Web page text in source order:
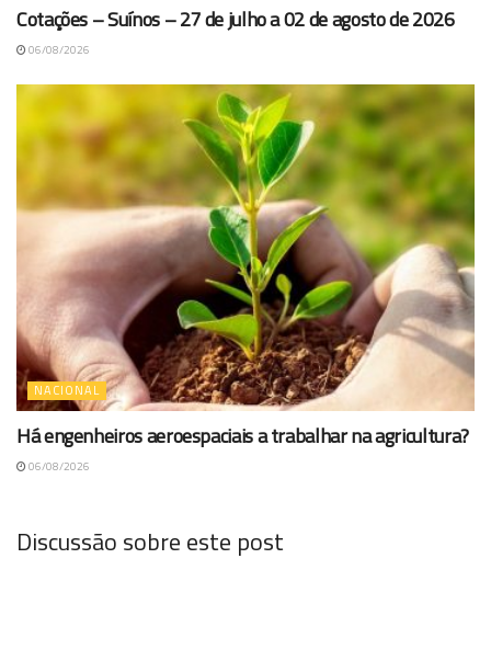
Cotações – Suínos – 27 de julho a 02 de agosto de 2026
06/08/2026
NACIONAL
Há engenheiros aeroespaciais a trabalhar na agricultura?
06/08/2026
Discussão sobre este post